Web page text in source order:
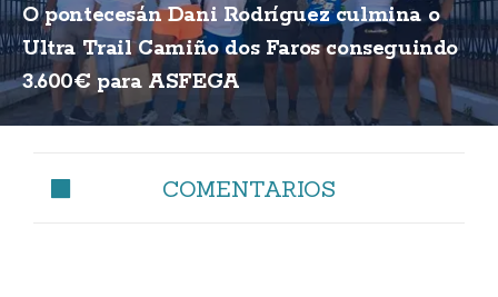
O pontecesán Dani Rodríguez culmina o
Ultra Trail Camiño dos Faros conseguindo
3.600€ para ASFEGA
COMENTARIOS